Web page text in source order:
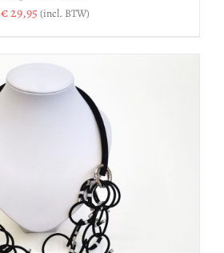
€29,95 (incl. BTW)